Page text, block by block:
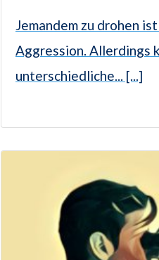
Jemandem zu drohen
Aggression. Allerdings
unterschiedliche... [...]